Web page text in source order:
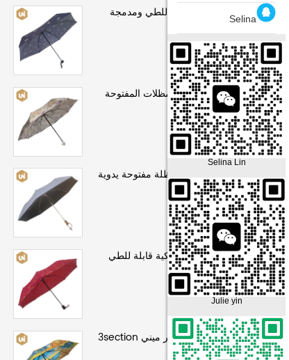
5 مظلة يدوية قابلة للطي ومدمجة
سيدة قابلة للطي المظلات المفتوحة
اليدوية
سيدة قابلة للطي مظلة مفتوحة يدوية
سيدة مظلة أوتوماتيكية قابلة للطي
كارتون الطباعة سوبر ميني 3section
مظلة المطر
Selina
Selina Lin
Julie yin